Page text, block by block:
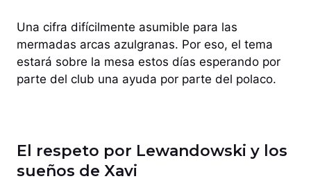
Una cifra difícilmente asumible para las
mermadas arcas azulgranas. Por eso, el tema
estará sobre la mesa estos días esperando por
parte del club una ayuda por parte del polaco.
El respeto por Lewandowski y los
sueños de Xavi